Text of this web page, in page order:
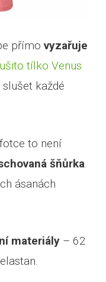
přímo vyzařuje
ušito tílko Venus
každé
to není
šňůrka.
ásanách
materiály – 62